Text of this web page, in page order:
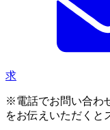
求
※電話でお問い合わ
をお伝えいただくと